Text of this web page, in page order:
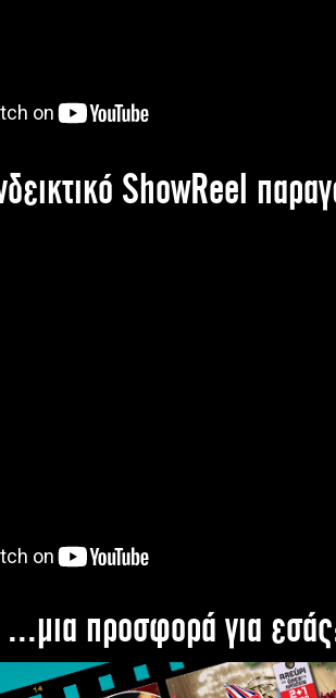
ShowReel
...μια προσφορά για